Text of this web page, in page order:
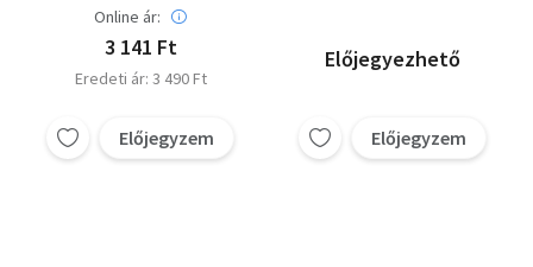
Online ár:
3 141 Ft
Eredeti ár: 3 490 Ft
Előjegyzem
Előjegyezhető
Előjegyzem